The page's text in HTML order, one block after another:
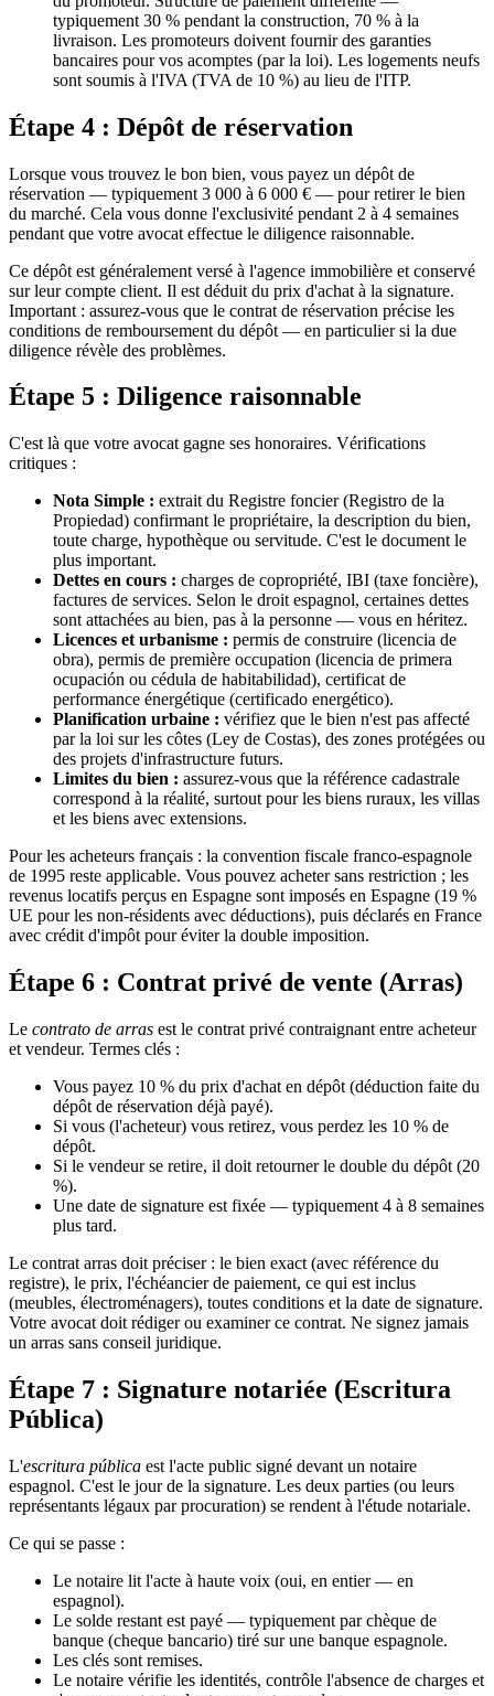
typiquement 30 % pendant la construction, 70 % à la
livraison. Les promoteurs doivent fournir des garanties
bancaires pour vos acomptes (par la loi). Les logements neufs
sont soumis à l'IVA (TVA de 10 %) au lieu de l'ITP.
Étape 4 : Dépôt de réservation
Lorsque vous trouvez le bon bien, vous payez un dépôt de
réservation — typiquement 3 000 à 6 000 € — pour retirer le bien
du marché. Cela vous donne l'exclusivité pendant 2 à 4 semaines
pendant que votre avocat effectue le diligence raisonnable.
Ce dépôt est généralement versé à l'agence immobilière et conservé
sur leur compte client. Il est déduit du prix d'achat à la signature.
Important : assurez-vous que le contrat de réservation précise les
conditions de remboursement du dépôt — en particulier si la due
diligence révèle des problèmes.
Étape 5 : Diligence raisonnable
C'est là que votre avocat gagne ses honoraires. Vérifications
critiques :
Nota Simple : extrait du Registre foncier (Registro de la
Propiedad) confirmant le propriétaire, la description du bien,
toute charge, hypothèque ou servitude. C'est le document le
plus important.
Dettes en cours : charges de copropriété, IBI (taxe foncière),
factures de services. Selon le droit espagnol, certaines dettes
sont attachées au bien, pas à la personne — vous en héritez.
Licences et urbanisme : permis de construire (licencia de
obra), permis de première occupation (licencia de primera
ocupación ou cédula de habitabilidad), certificat de
performance énergétique (certificado energético).
Planification urbaine : vérifiez que le bien n'est pas affecté
par la loi sur les côtes (Ley de Costas), des zones protégées ou
des projets d'infrastructure futurs.
Limites du bien : assurez-vous que la référence cadastrale
correspond à la réalité, surtout pour les biens ruraux, les villas
et les biens avec extensions.
Pour les acheteurs français : la convention fiscale franco-espagnole
de 1995 reste applicable. Vous pouvez acheter sans restriction ; les
revenus locatifs perçus en Espagne sont imposés en Espagne (19 %
UE pour les non-résidents avec déductions), puis déclarés en France
avec crédit d'impôt pour éviter la double imposition.
Étape 6 : Contrat privé de vente (Arras)
Le contrato de arras est le contrat privé contraignant entre acheteur
et vendeur. Termes clés :
Vous payez 10 % du prix d'achat en dépôt (déduction faite du
dépôt de réservation déjà payé).
Si vous (l'acheteur) vous retirez, vous perdez les 10 % de
dépôt.
Si le vendeur se retire, il doit retourner le double du dépôt (20
%).
Une date de signature est fixée — typiquement 4 à 8 semaines
plus tard.
Le contrat arras doit préciser : le bien exact (avec référence du
registre), le prix, l'échéancier de paiement, ce qui est inclus
(meubles, électroménagers), toutes conditions et la date de signature.
Votre avocat doit rédiger ou examiner ce contrat. Ne signez jamais
un arras sans conseil juridique.
Étape 7 : Signature notariée (Escritura
Pública)
L'escritura pública est l'acte public signé devant un notaire
espagnol. C'est le jour de la signature. Les deux parties (ou leurs
représentants légaux par procuration) se rendent à l'étude notariale.
Ce qui se passe :
Le notaire lit l'acte à haute voix (oui, en entier — en
espagnol).
Le solde restant est payé — typiquement par chèque de
banque (cheque bancario) tiré sur une banque espagnole.
Les clés sont remises.
Le notaire vérifie les identités, contrôle l'absence de charges et